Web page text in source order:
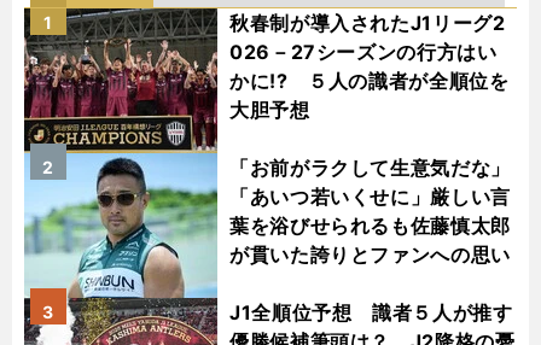
秋春制が導入されたJ1リーグ2
026－27シーズンの行方はい
かに!? ５人の識者が全順位を
大胆予想
1
「お前がラクして生意気だな」
「あいつ若いくせに」厳しい言
葉を浴びせられるも佐藤慎太郎
が貫いた誇りとファンへの思い
2
J1全順位予想 識者５人が推す
3